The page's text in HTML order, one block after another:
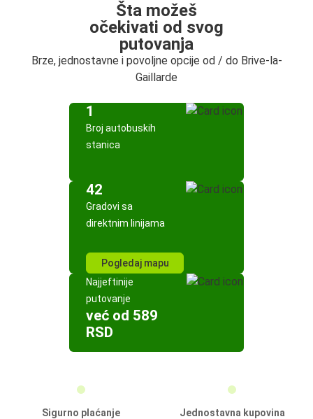
Šta možeš
očekivati od svog
putovanja
Brze, jednostavne i povoljne opcije od / do Brive-la-
Gaillarde
1
Broj autobuskih
stanica
42
Gradovi sa
direktnim linijama
Pogledaj mapu
Najjeftinije
putovanje
već od 589
RSD
Sigurno plaćanje
Jednostavna kupovina